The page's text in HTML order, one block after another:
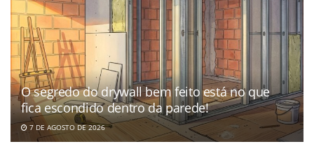
O segredo do drywall bem feito está no que
fica escondido dentro da parede!
7 DE AGOSTO DE 2026